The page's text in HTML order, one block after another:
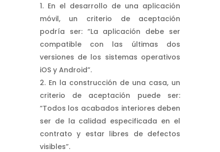
En el desarrollo de una aplicación
móvil, un criterio de aceptación
podría ser: “La aplicación debe ser
compatible con las últimas dos
versiones de los sistemas operativos
iOS y Android”.
En la construcción de una casa, un
criterio de aceptación puede ser:
“Todos los acabados interiores deben
ser de la calidad especificada en el
contrato y estar libres de defectos
visibles”.